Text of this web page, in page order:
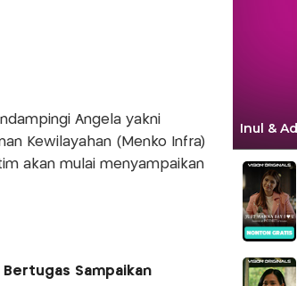
Angela yakni
Kewilayahan (Menko Infra)
akan mulai menyampaikan
Sampaikan